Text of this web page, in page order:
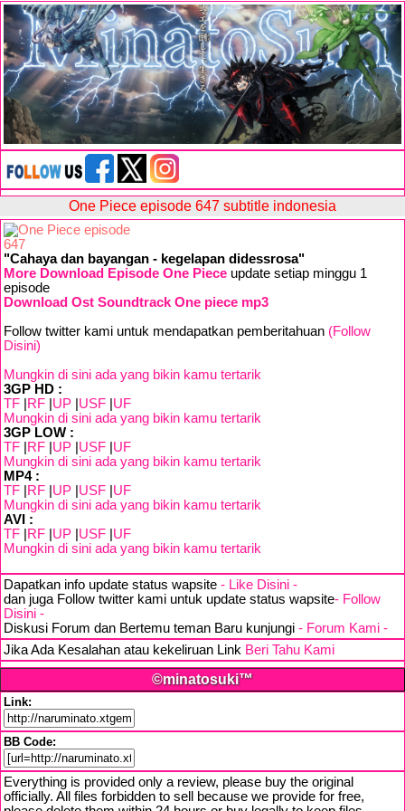
One Piece episode 647 subtitle indonesia
"Cahaya dan bayangan - kegelapan didessrosa"
More Download Episode One Piece update setiap minggu 1
episode
Download Ost Soundtrack One piece mp3
Follow twitter kami untuk mendapatkan pemberitahuan (Follow
Disini)
Mungkin di sini ada yang bikin kamu tertarik
3GP HD :
TF
RF UP USF UF
Mungkin di sini ada yang bikin kamu tertarik
3GP LOW :
TF
RF UP USF UF
Mungkin di sini ada yang bikin kamu tertarik
MP4 :
TF
RF UP USF UF
Mungkin di sini ada yang bikin kamu tertarik
AVI :
TF
RF UP USF UF
Mungkin di sini ada yang bikin kamu tertarik
Dapatkan info update status wapsite - Like Disini -
dan juga Follow twitter kami untuk update status wapsite- Follow
Disini -
Diskusi Forum dan Bertemu teman Baru kunjungi - Forum Kami -
Jika Ada Kesalahan atau kekeliruan Link Beri Tahu Kami
©minatosuki™
Link:
BB Code:
Everything is provided only a review, please buy the original
officially. All files forbidden to sell because we provide for free,